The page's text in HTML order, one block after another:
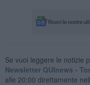
Se vuoi leggere le notizie
Newsletter QUInews -
alle 20:00 direttamente